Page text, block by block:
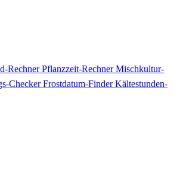
RechnerPflanzzeit-RechnerMischkultur-
CheckerFrostdatum-FinderKältestunden-